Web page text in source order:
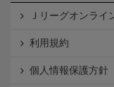
Ｊリーグオンライ
利用規約
個人情報保護方針